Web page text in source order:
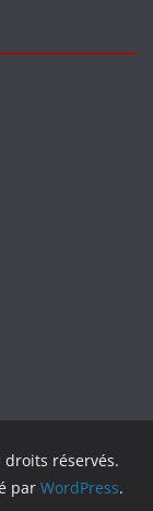
droits réservés.
par WordPress.